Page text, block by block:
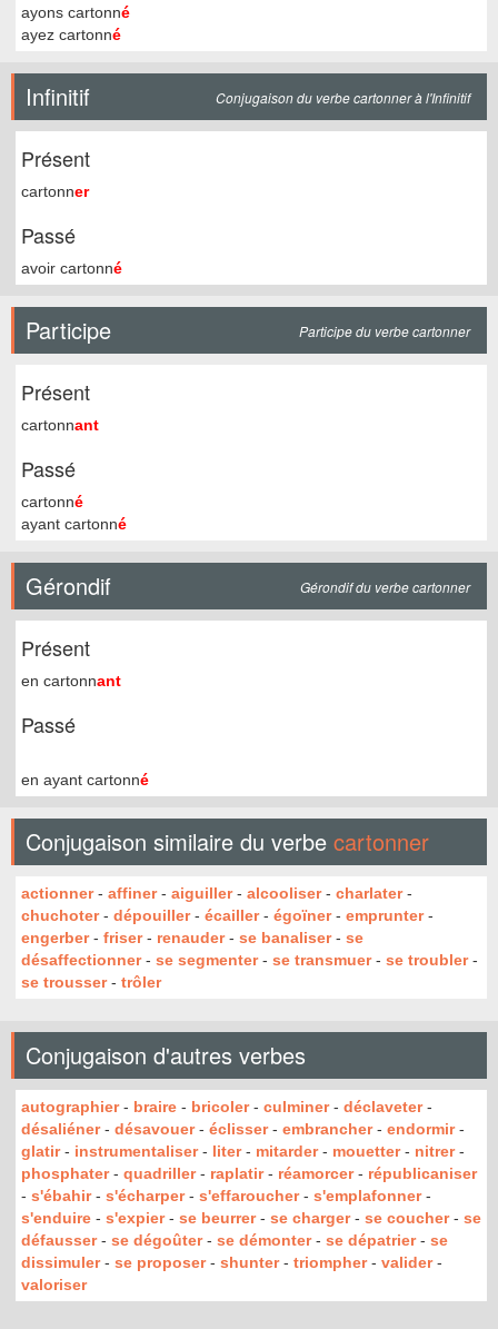
ayons cartonné
ayez cartonné
Infinitif Conjugaison du verbe cartonner à l'Infinitif
Présent
cartonner
Passé
avoir cartonné
Participe Participe du verbe cartonner
Présent
cartonnant
Passé
cartonné
ayant cartonné
Gérondif Gérondif du verbe cartonner
Présent
en cartonnant
Passé
en ayant cartonné
Conjugaison similaire du verbe cartonner
actionner- affiner- aiguiller- alcooliser- charlater-
chuchoter- dépouiller- écailler- égoïner- emprunter-
engerber- friser- renauder- se banaliser- se
désaffectionner- se segmenter- se transmuer- se troubler-
se trousser- trôler
Conjugaison d'autres verbes
autographier- braire - bricoler- culminer- déclaveter-
désaliéner- désavouer- éclisser- embrancher- endormir-
glatir- instrumentaliser- liter- mitarder- mouetter- nitrer-
phosphater- quadriller- raplatir- réamorcer- républicaniser
- s'ébahir- s'écharper- s'effaroucher- s'emplafonner-
s'enduire - s'expier- se beurrer- se charger- se coucher- se
défausser- se dégoûter- se démonter- se dépatrier- se
dissimuler- se proposer- shunter- triompher- valider-
valoriser